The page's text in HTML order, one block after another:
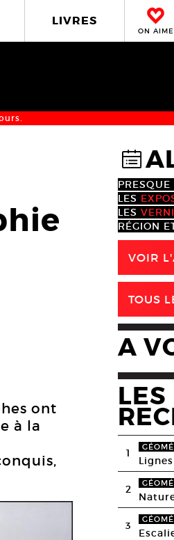
LIVRES
ON AIME
ont
à la
@
PRESQUE
LES
LES
RÉGION
VOIR
TOUS
A
LES
1
2
3